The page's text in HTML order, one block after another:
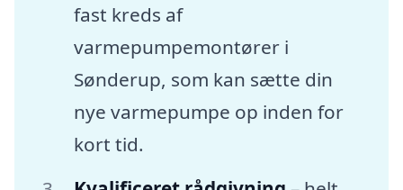
fast kreds af
varmepumpemontører i
Sønderup, som kan sætte din
nye varmepumpe op inden for
kort tid.